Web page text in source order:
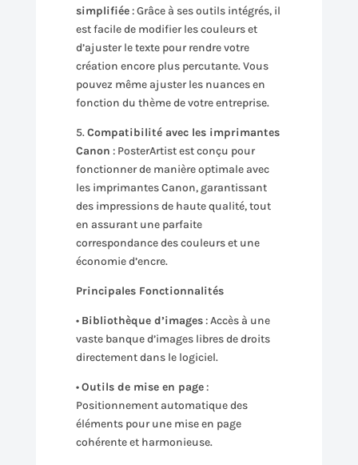
simplifiée: Grâce à ses outils intégrés, il
est facile de modifier les couleurs et
d’ajuster le texte pour rendre votre
création encore plus percutante. Vous
pouvez même ajuster les nuances en
fonction du thème de votre entreprise.
5.Compatibilité avec les imprimantes
Canon : PosterArtist est conçu pour
fonctionner de manière optimale avec
les imprimantes Canon, garantissant
des impressions de haute qualité, tout
en assurant une parfaite
correspondance des couleurs et une
économie d’encre.
Principales Fonctionnalités
• Bibliothèque d’images: Accès à une
vaste banque d’images libres de droits
directement dans le logiciel.
•Outils de mise en page:
Positionnement automatique des
éléments pour une mise en page
cohérente et harmonieuse.